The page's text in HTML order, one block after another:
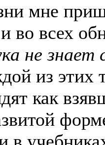
мне
во всех
не знает
из этих
как